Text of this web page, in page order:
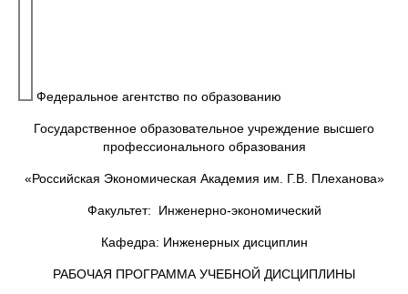
Федеральное агентство по образованию
Государственное образовательное учреждение высшего
профессионального образования
«Российская Экономическая Академия им. Г.В. Плеханова»
Факультет: Инженерно-экономический
Кафедра: Инженерных дисциплин
РАБОЧАЯ ПРОГРАММА УЧЕБНОЙ ДИСЦИПЛИНЫ